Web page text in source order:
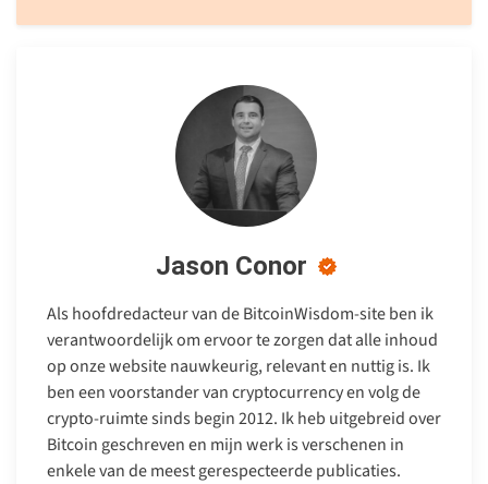
Jason Conor
Als hoofdredacteur van de BitcoinWisdom-site ben ik
verantwoordelijk om ervoor te zorgen dat alle inhoud
op onze website nauwkeurig, relevant en nuttig is. Ik
ben een voorstander van cryptocurrency en volg de
crypto-ruimte sinds begin 2012. Ik heb uitgebreid over
Bitcoin geschreven en mijn werk is verschenen in
enkele van de meest gerespecteerde publicaties.